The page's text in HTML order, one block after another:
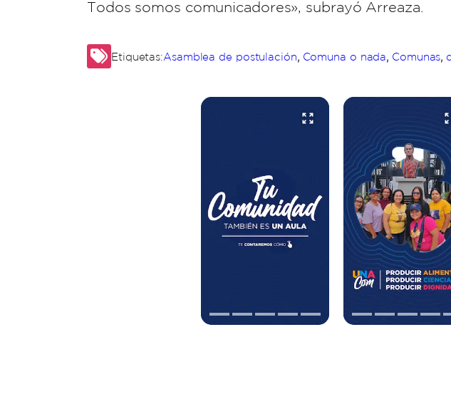
Todos somos comunicadores», subrayó Arreaza.
Etiquetas:Asamblea de postulación, Comuna o nada, Comunas,